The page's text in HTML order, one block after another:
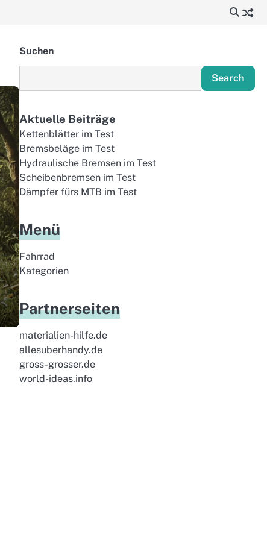
Suchen
Search
Aktuelle Beiträge
Kettenblätter im Test
Bremsbeläge im Test
Hydraulische Bremsen im Test
Scheibenbremsen im Test
Dämpfer fürs MTB im Test
Menü
Fahrrad
Kategorien
Partnerseiten
materialien-hilfe.de
allesuberhandy.de
gross-grosser.de
world-ideas.info